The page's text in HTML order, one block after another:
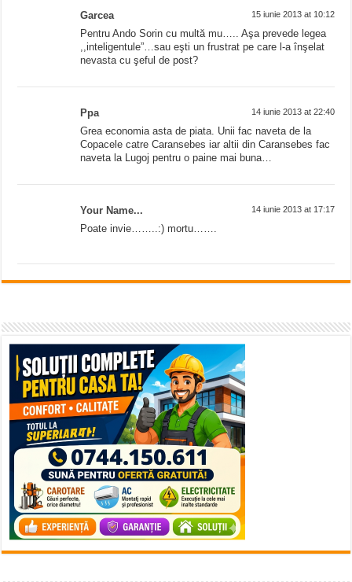
Garcea 15 iunie 2013 at 10:12
Pentru Ando Sorin cu multă mu….. Aşa prevede legea
,,inteligentule”…sau eşti un frustrat pe care l-a înşelat
nevasta cu şeful de post?
Ppa 14 iunie 2013 at 22:40
Grea economia asta de piata. Unii fac naveta de la
Copacele catre Caransebes iar altii din Caransebes fac
naveta la Lugoj pentru o paine mai buna…
Your Name... 14 iunie 2013 at 17:17
Poate invie……..:) mortu…….